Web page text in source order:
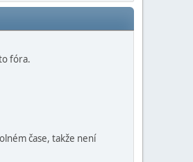
fóra.
čase, takže není